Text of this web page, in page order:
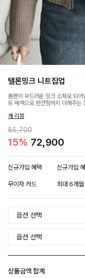
탤론밍크 니트집업
몸판이 부드러운 밍크 소재로 되
트 배색으로 편안함까지 더해주는
개 리뷰
85,700
15% 72,900
신규가입 혜택 신규가입
무이자 카드 최대 6개
상품금액 합계